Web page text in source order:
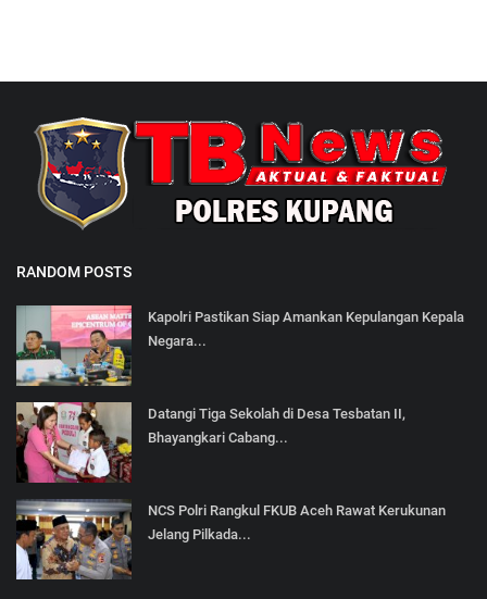
RANDOM POSTS
Kapolri Pastikan Siap Amankan Kepulangan Kepala
Negara...
Datangi Tiga Sekolah di Desa Tesbatan II,
Bhayangkari Cabang...
NCS Polri Rangkul FKUB Aceh Rawat Kerukunan
Jelang Pilkada...